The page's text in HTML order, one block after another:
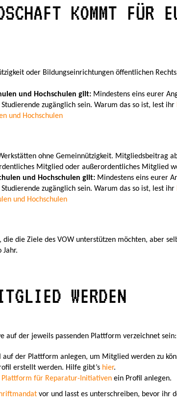
KOMMT FÜR
oder Bildungseinrichtungen öffentlichen
und Hochschulen gilt: Mindestens eins eurer
zugänglich sein. Warum das so ist, lest ihr
und Hochschulen
ohne Gemeinnützigkeit. Mitgliedsbeitrag
Mitglied oder außerordentliches Mitglied
und Hochschulen gilt: Mindestens eins eurer
zugänglich sein. Warum das so ist, lest ihr
und Hochschulen
die Ziele des VOW unterstützen möchten, aber
WERDEN
auf der jeweils passenden Plattform verzeichnet sein:
auf der Plattform anlegen, um Mitglied werden zu
erstellt werden. Hilfe gibt’s hier.
Plattform für Reparatur-Initiativen ein Profil anlegen.
vor und lasst es unterschreiben, bevor ihr